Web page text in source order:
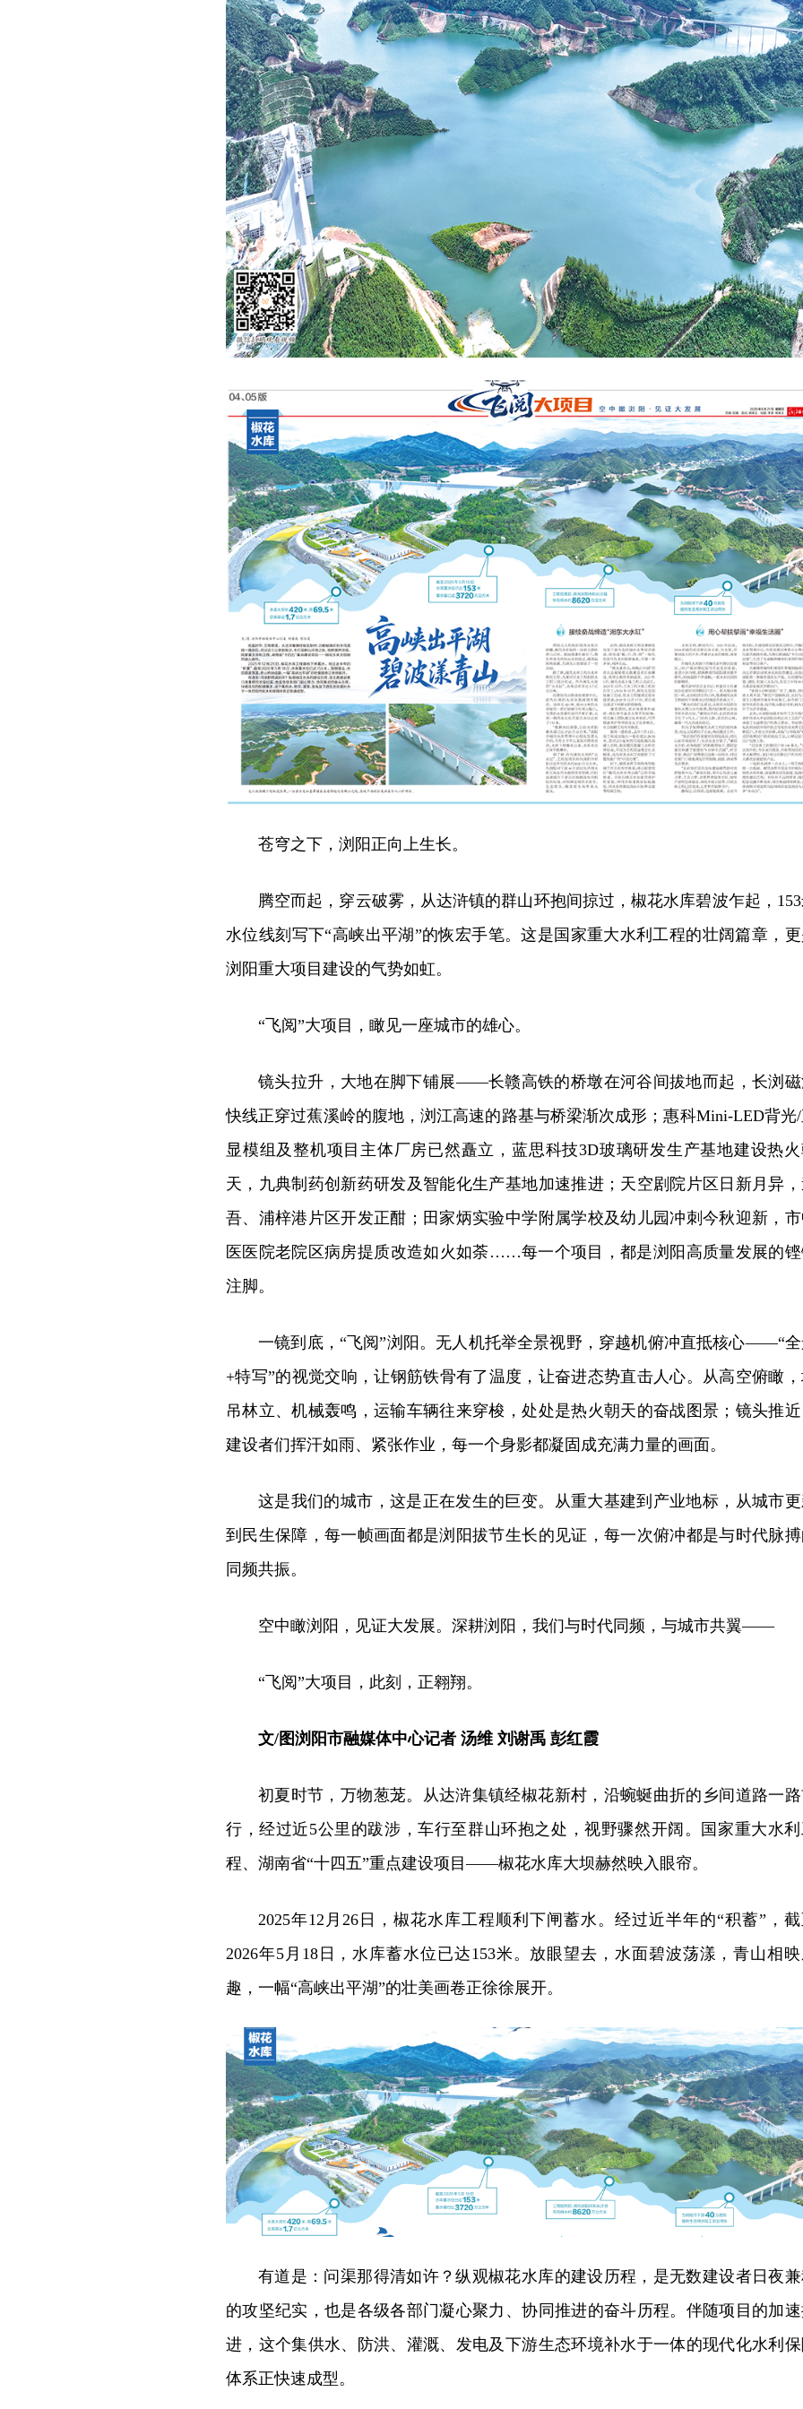
苍穹之下，浏阳正向上生长。
腾空而起，穿云破雾，从达浒镇的群山环抱间掠过，椒花水库碧波乍起，
水位线刻写下“高峡出平湖”的恢宏手笔。这是国家重大水利工程的壮阔篇章，
浏阳重大项目建设的气势如虹。
“飞阅”大项目，瞰见一座城市的雄心。
镜头拉升，大地在脚下铺展——长赣高铁的桥墩在河谷间拔地而起，长浏
快线正穿过蕉溪岭的腹地，浏江高速的路基与桥梁渐次成形；惠科Mini-LED背光
显模组及整机项目主体厂房已然矗立，蓝思科技3D玻璃研发生产基地建设热火
天，九典制药创新药研发及智能化生产基地加速推进；天空剧院片区日新月异
吾、浦梓港片区开发正酣；田家炳实验中学附属学校及幼儿园冲刺今秋迎新，市
医医院老院区病房提质改造如火如荼……每一个项目，都是浏阳高质量发展的
注脚。
一镜到底，“飞阅”浏阳。无人机托举全景视野，穿越机俯冲直抵核心——“
+特写”的视觉交响，让钢筋铁骨有了温度，让奋进态势直击人心。从高空俯瞰
吊林立、机械轰鸣，运输车辆往来穿梭，处处是热火朝天的奋战图景；镜头推近
建设者们挥汗如雨、紧张作业，每一个身影都凝固成充满力量的画面。
这是我们的城市，这是正在发生的巨变。从重大基建到产业地标，从城市
到民生保障，每一帧画面都是浏阳拔节生长的见证，每一次俯冲都是与时代脉
同频共振。
空中瞰浏阳，见证大发展。深耕浏阳，我们与时代同频，与城市共翼——
“飞阅”大项目，此刻，正翱翔。
文/图浏阳市融媒体中心记者 汤维 刘谢禹 彭红霞
初夏时节，万物葱茏。从达浒集镇经椒花新村，沿蜿蜒曲折的乡间道路一
行，经过近5公里的跋涉，车行至群山环抱之处，视野骤然开阔。国家重大水利
程、湖南省“十四五”重点建设项目——椒花水库大坝赫然映入眼帘。
2025年12月26日，椒花水库工程顺利下闸蓄水。经过近半年的“积蓄”，截
2026年5月18日，水库蓄水位已达153米。放眼望去，水面碧波荡漾，青山相
趣，一幅“高峡出平湖”的壮美画卷正徐徐展开。
有道是：问渠那得清如许？纵观椒花水库的建设历程，是无数建设者日夜
的攻坚纪实，也是各级各部门凝心聚力、协同推进的奋斗历程。伴随项目的加
进，这个集供水、防洪、灌溉、发电及下游生态环境补水于一体的现代化水利
体系正快速成型。